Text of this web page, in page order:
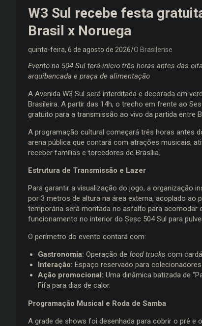
W3 Sul recebe festa
Brasil x Noruega
quinta-feira, 6 de agosto de 2026 O Brasilense
Evento na 504 Sul terá início três horas antes das
arquibancada e praça de alimentação
A Avenida W3 Sul será interditada e decorada em
Brasileira. A partir das 14h, o trecho em frente ao
gratuito para a transmissão ao vivo da partida entre
A programação cultural começará três horas antes
arena pública que contará com atrações musicais,
receber famílias e torcedores de Brasília.
Estrutura de Transmissão e Lazer
Para garantir a visualização do jogo, a organização
por 3 metros de altura na área externa, acoplado ao
temporária será montada no asfalto para acomodar
funcionamento no interior do Sesc 504 Sul para
O perímetro do evento contará com:
Gastronomia: Operação de food trucks com
Interação: Espaço reservado para
Ação promocional: Uma dinâmica batizada de
Fifa para dias de calor.
Programação Musical e Roda de Samba
A grade de shows foi desenhada para cobrir o pré e